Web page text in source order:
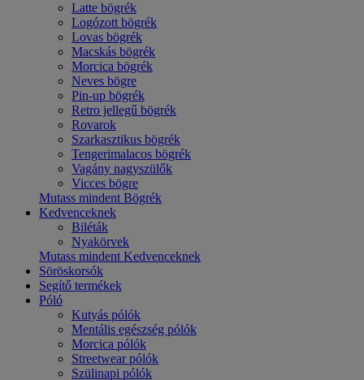
Latte bögrék
Logózott bögrék
Lovas bögrék
Macskás bögrék
Morcica bögrék
Neves bögre
Pin-up bögrék
Retro jellegű bögrék
Rovarok
Szarkasztikus bögrék
Tengerimalacos bögrék
Vagány nagyszülők
Vicces bögre
Mutass mindent Bögrék
Kedvenceknek
Biléták
Nyakörvek
Mutass mindent Kedvenceknek
Söröskorsók
Segítő termékek
Póló
Kutyás pólók
Mentális egészség pólók
Morcica pólók
Streetwear pólók
Szülinapi pólók